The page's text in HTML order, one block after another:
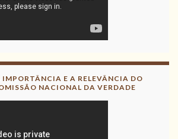
E A RELEVÂNCIA DO
NACIONAL DA VERDADE